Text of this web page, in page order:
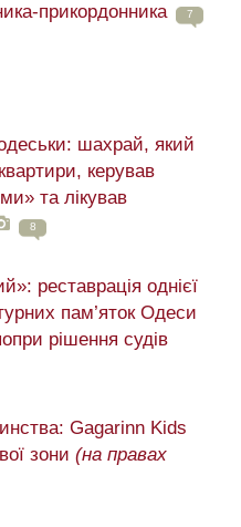
прикордонника
7
шахрай, який
керував
та лікував
8
реставрація однієї
пам’яток Одеси
рішення судів
Gagarinn Kids
зони (на правах